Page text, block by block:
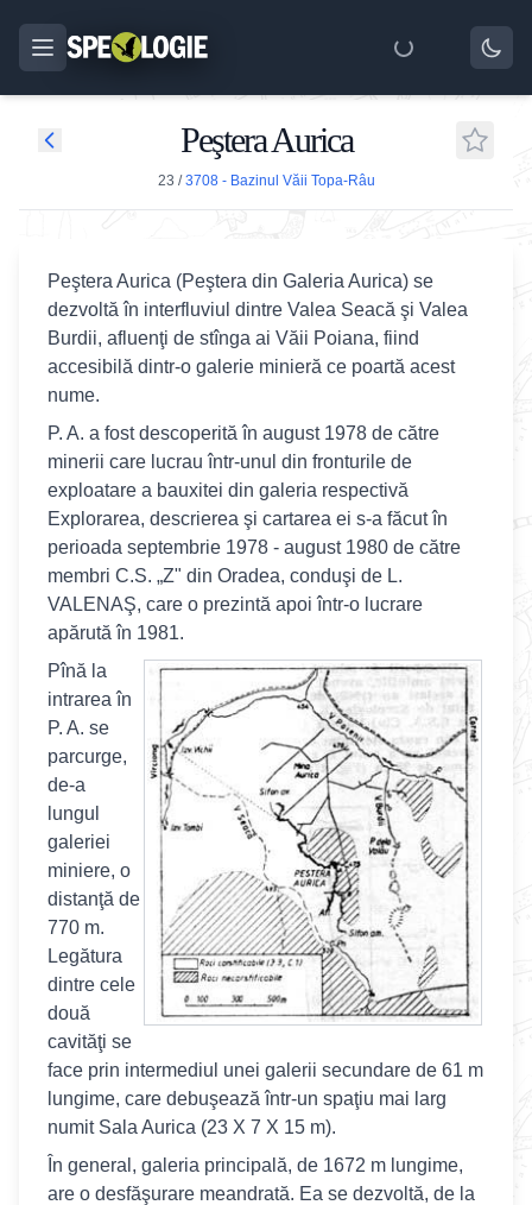
Peştera Aurica
23 /3708 - Bazinul Văii Topa-Râu
Peştera Aurica (Peştera din Galeria Aurica) se
dezvoltă în interfluviul dintre Valea Seacă şi Valea
Burdii, afluenţi de stînga ai Văii Poiana, fiind
accesibilă dintr-o galerie minieră ce poartă acest
nume.
P. A. a fost descoperită în august 1978 de către
minerii care lucrau într-unul din fronturile de
exploatare a bauxitei din galeria respectivă
Explorarea, descrierea şi cartarea ei s-a făcut în
perioada septembrie 1978 - august 1980 de către
membri C.S. „Z" din Oradea, conduşi de L.
VALENAŞ, care o prezintă apoi într-o lucrare
apărută în 1981.
Pînă la
intrarea în
P. A. se
parcurge,
de-a
lungul
galeriei
miniere, o
distanţă de
770 m.
Legătura
dintre cele
două
cavităţi se
face prin intermediul unei galerii secundare de 61 m
lungime, care debuşează într-un spaţiu mai larg
numit Sala Aurica (23 X 7 X 15 m).
În general, galeria principală, de 1672 m lungime,
are o desfăşurare meandrată. Ea se dezvoltă, de la